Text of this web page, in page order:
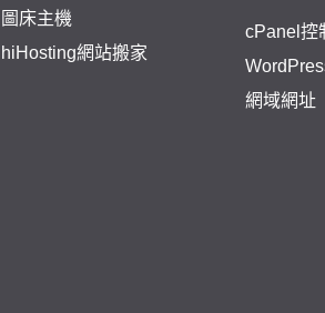
圖床主機
hiHosting網站搬家
cPanel控
網域網址